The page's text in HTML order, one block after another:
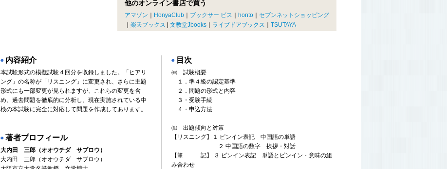
他のオンライン書店で買う
アマゾン HonyaClub ブックサー ビス honto
セブンネットショッピング
楽天ブックス 文教堂Jbooks ライブドアブックス TSUTAYA
◉ 内容紹介
本試験形式の模擬試験４回分を収録しました。「ヒアリ
ング」の名称が「リスニング」に変更され、さらに主題
形式にも一部変更が見られますが、これらの変更を含
め、過去問題を徹底的に分析し、現在実施されている中
検の本試験に完全に対応して問題を作成してあります。
◉ 著者プロフィール
大内田 三郎 （オオウチダ サブロウ）
大内田 三郎（オオウチダ サブロウ）
◉ 目次
㈵ 試験概要
１．準４級の認定基準
２．問題の形式と内容
３・受験手続
４・申込方法
㈼ 出題傾向と対策
【リスニング】１ ピンイン表記 中国語の単語
２ 中国語の数字 挨拶・対話
【筆 記】 ３ ピンイン表記 単語とピンイン・意味の組
み合わせ